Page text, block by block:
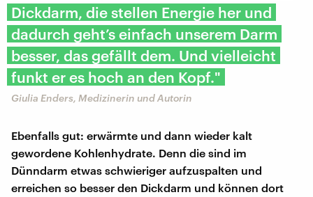
Dickdarm, die stellen Energie her und
dadurch geht’s einfach unserem Darm
besser, das gefällt dem. Und vielleicht
funkt er es hoch an den Kopf."
Giulia Enders, Medizinerin und Autorin
Ebenfalls gut: erwärmte und dann wieder kalt
gewordene Kohlenhydrate. Denn die sind im
Dünndarm etwas schwieriger aufzuspalten und
erreichen so besser den Dickdarm und können dort